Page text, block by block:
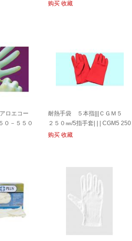
摸和漂亮的手轻轻| | | M珍珠绿1
购买 收藏
ロエコー
０－５５０
套芦荟法院
耐熱手袋 ５本指|||ＣＧＭ５
２５０㎜/5指手套| | | CGM5 250
毫米
购买 收藏